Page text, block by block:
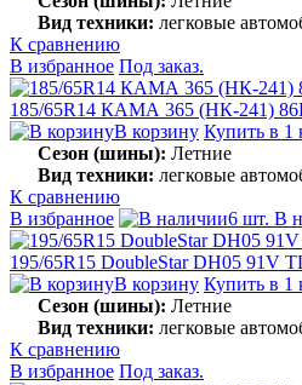
Вид техники: легковые
К сравнению
В избранное Под заказ.
185/65R14 КАМА 365 (НК-241)
В корзину Купить в 1
Сезон (шины): Летние
Вид техники: легковые
К сравнению
В избранное
6 шт. В
195/65R15 DoubleStar DH05 91V
В корзину Купить в 1
Сезон (шины): Летние
Вид техники: легковые
К сравнению
В избранное Под заказ.